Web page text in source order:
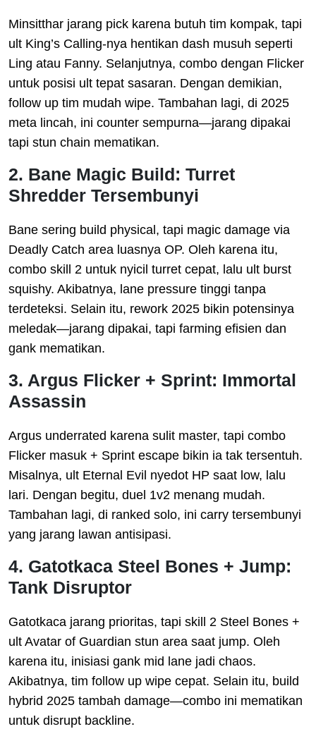
Minsitthar jarang pick karena butuh tim kompak, tapi
ult King’s Calling-nya hentikan dash musuh seperti
Ling atau Fanny. Selanjutnya, combo dengan Flicker
untuk posisi ult tepat sasaran. Dengan demikian,
follow up tim mudah wipe. Tambahan lagi, di 2025
meta lincah, ini counter sempurna—jarang dipakai
tapi stun chain mematikan.
2. Bane Magic Build: Turret
Shredder Tersembunyi
Bane sering build physical, tapi magic damage via
Deadly Catch area luasnya OP. Oleh karena itu,
combo skill 2 untuk nyicil turret cepat, lalu ult burst
squishy. Akibatnya, lane pressure tinggi tanpa
terdeteksi. Selain itu, rework 2025 bikin potensinya
meledak—jarang dipakai, tapi farming efisien dan
gank mematikan.
3. Argus Flicker + Sprint: Immortal
Assassin
Argus underrated karena sulit master, tapi combo
Flicker masuk + Sprint escape bikin ia tak tersentuh.
Misalnya, ult Eternal Evil nyedot HP saat low, lalu
lari. Dengan begitu, duel 1v2 menang mudah.
Tambahan lagi, di ranked solo, ini carry tersembunyi
yang jarang lawan antisipasi.
4. Gatotkaca Steel Bones + Jump:
Tank Disruptor
Gatotkaca jarang prioritas, tapi skill 2 Steel Bones +
ult Avatar of Guardian stun area saat jump. Oleh
karena itu, inisiasi gank mid lane jadi chaos.
Akibatnya, tim follow up wipe cepat. Selain itu, build
hybrid 2025 tambah damage—combo ini mematikan
untuk disrupt backline.